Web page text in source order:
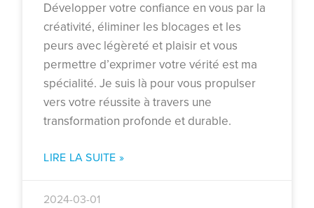
Développer votre confiance en vous par la
créativité, éliminer les blocages et les
peurs avec légèreté et plaisir et vous
permettre d’exprimer votre vérité est ma
spécialité. Je suis là pour vous propulser
vers votre réussite à travers une
transformation profonde et durable.
LIRE LA SUITE »
2024-03-01